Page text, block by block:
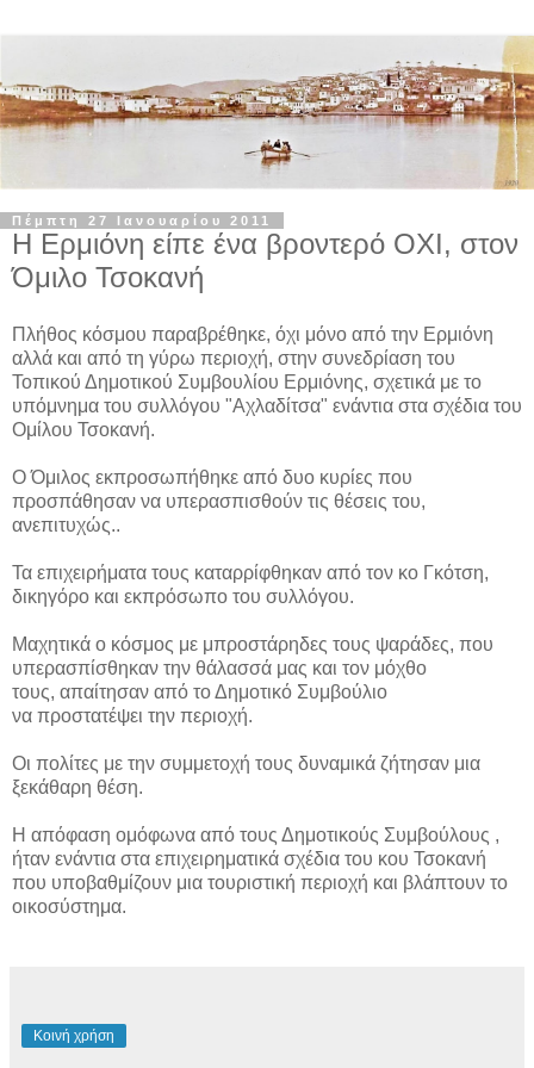
Πέμπτη 27 Ιανουαρίου 2011
H Ερμιόνη είπε ένα βροντερό ΟΧΙ, στον
Όμιλο Τσοκανή
Πλήθος κόσμου παραβρέθηκε, όχι μόνο από την Ερμιόνη
αλλά και από τη γύρω περιοχή, στην συνεδρίαση του
Τοπικού Δημοτικού Συμβουλίου Ερμιόνης, σχετικά με το
υπόμνημα του συλλόγου "Αχλαδίτσα" ενάντια στα σχέδια του
Ομίλου Τσοκανή.
Ο Όμιλος εκπροσωπήθηκε από δυο κυρίες που
προσπάθησαν να υπερασπισθούν τις θέσεις του,
ανεπιτυχώς..
Τα επιχειρήματα τους καταρρίφθηκαν από τον κο Γκότση,
δικηγόρο και εκπρόσωπο του συλλόγου.
Μαχητικά ο κόσμος με μπροστάρηδες τους ψαράδες, που
υπερασπίσθηκαν την θάλασσά μας και τον μόχθο
τους, απαίτησαν από το Δημοτικό Συμβούλιο
να προστατέψει την περιοχή.
Οι πολίτες με την συμμετοχή τους δυναμικά ζήτησαν μια
ξεκάθαρη θέση.
Η απόφαση ομόφωνα από τους Δημοτικούς Συμβούλους ,
ήταν ενάντια στα επιχειρηματικά σχέδια του κου Τσοκανή
που υποβαθμίζουν μια τουριστική περιοχή και βλάπτουν το
οικοσύστημα.
Κοινή χρήση